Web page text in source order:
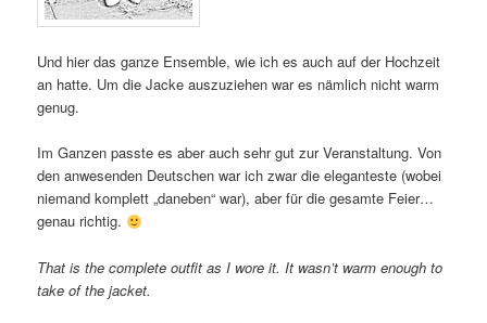
Und hier das ganze Ensemble, wie ich es auch auf der Hochzeit
an hatte. Um die Jacke auszuziehen war es nämlich nicht warm
genug.
Im Ganzen passte es aber auch sehr gut zur Veranstaltung. Von
den anwesenden Deutschen war ich zwar die eleganteste (wobei
niemand komplett „daneben“ war), aber für die gesamte Feier…
genau richtig.
That is the complete outfit as I wore it. It wasn’t warm enough to
take of the jacket.